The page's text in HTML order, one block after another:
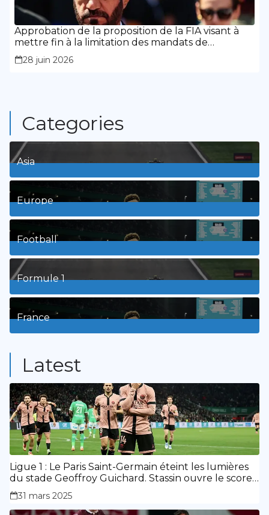
Approbation de la proposition de la FIA visant à
mettre fin à la limitation des mandats de
présidence
28 juin 2026
Categories
Asia
1Posts
Europe
3Posts
Football
8Posts
Formule 1
3Posts
France
Latest
Ligue 1 : Le Paris Saint-Germain éteint les lumières
du stade Geoffroy Guichard. Stassin ouvre le score,
doublé de Doué.
31 mars 2025